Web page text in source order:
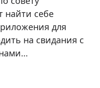
найти себе
для
на свидания с